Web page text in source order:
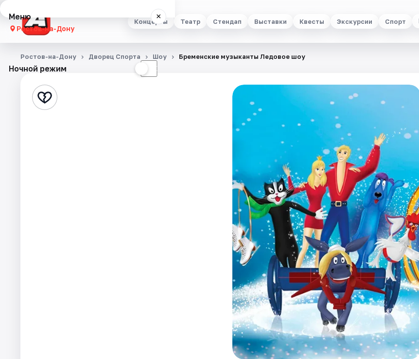
Концерты Театр Стендап Выставки Квесты Экскурсии Спорт
Меню ×
Ростов-на-Дону
Концерты
Стендап
Ночной режим ☾
Ростов-на-Дону Дворец Спорта Шоу Бременские музыканты Ледовое шоу